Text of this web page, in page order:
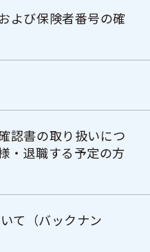
よび保険者番号の確
認書の取り扱いにつ
・退職する予定の方
て（バックナン